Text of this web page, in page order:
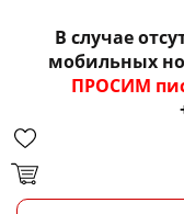
В случае
мобильных
ПРОСИМ